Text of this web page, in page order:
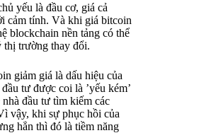
yếu là đầu cơ, giá cả
cảm tính. Và khi giá bitcoin
blockchain nền tảng có thể
thị trường thay đổi.
giảm giá là dấu hiệu của
tư được coi là ’yếu kém’
đầu tư tìm kiếm các
vậy, khi sự phục hồi của
hẳn thì đó là tiềm năng